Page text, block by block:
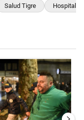
Salud Tigre Hospital
y dólar: cuáles
de tendencia con